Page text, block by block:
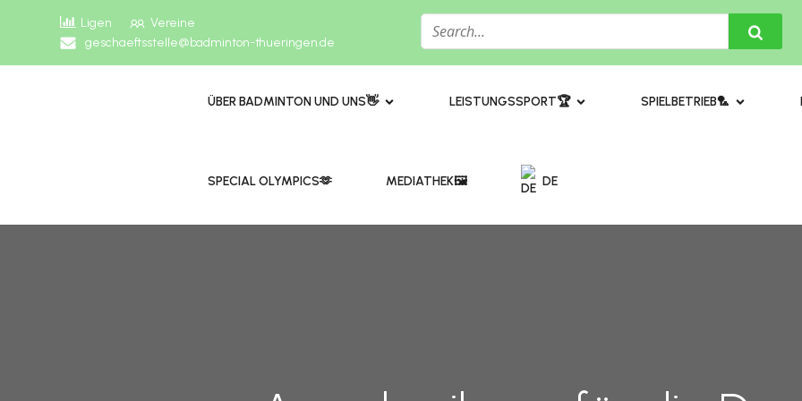
Ligen
Vereine
geschaeftsstelle@badminton-thueringen.de
ÜBER BADMINTON UND UNS👋 ​LEISTUNGSSPORT🏆 SPIELBETRIEB🏸
​​SPECIAL OLYMPICS🫶 MEDIATHEK🖼️​ DE